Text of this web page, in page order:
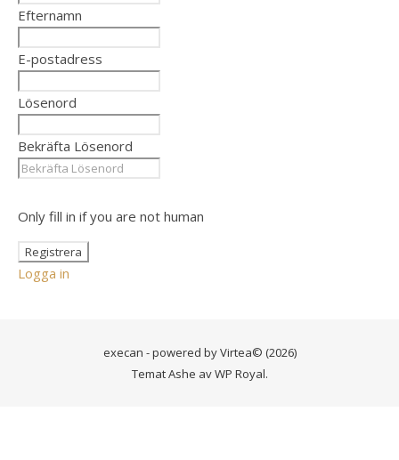
Efternamn
E-postadress
Lösenord
Bekräfta Lösenord
Only fill in if you are not human
Logga in
execan - powered byVirtea© (2026)
Temat Ashe avWP Royal.